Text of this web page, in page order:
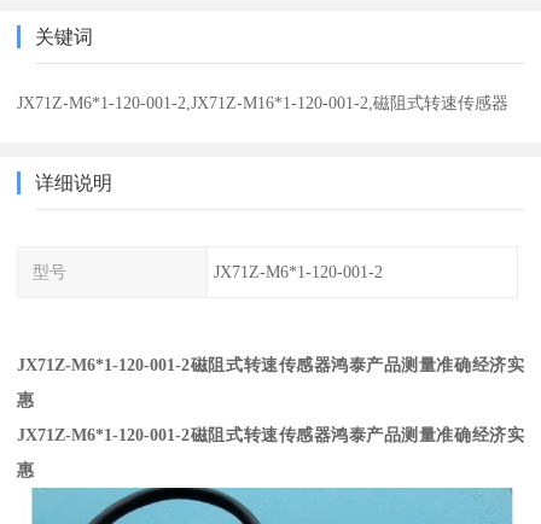
关键词
JX71Z-M6*1-120-001-2,JX71Z-M16*1-120-001-2,磁阻式转速传感器
详细说明
型号 JX71Z-M6*1-120-001-2
JX71Z-M6*1-120-001-2磁阻式转速传感器鸿泰产品测量准确经济实
惠
JX71Z-M6*1-120-001-2磁阻式转速传感器鸿泰产品测量准确经济实
惠